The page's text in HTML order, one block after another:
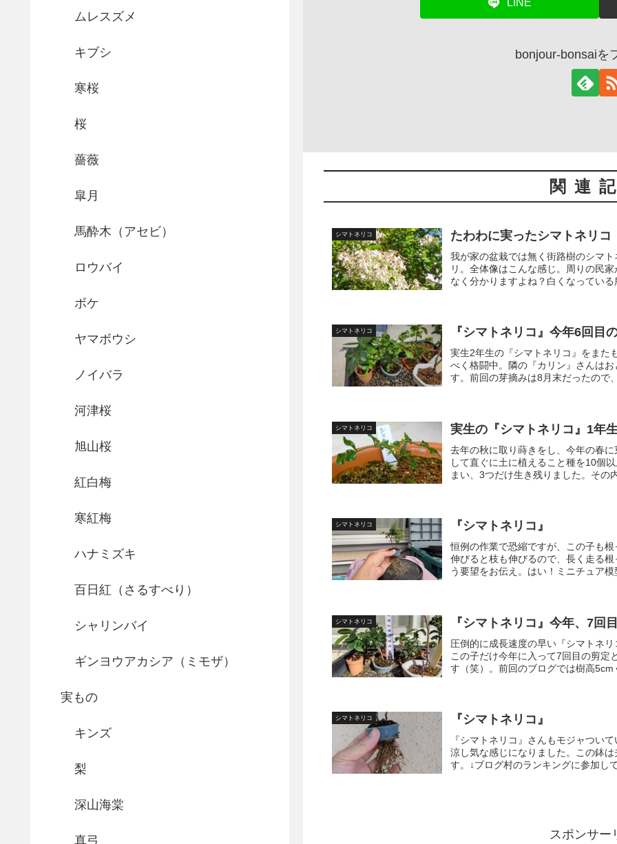
LINE
bonjour-bonsaiを
関連
シマトネリコ たわわに実ったシマトネリコ
我が家の盆栽では無く街路樹のシマ
リ。全体像はこんな感じ。周りの民
なく分かりますよね？白くなってい
シマトネリコ 『シマトネリコ』今年6回目
実生2年生の『シマトネリコ』をまた
べく格闘中。隣の『カリン』さんは
す。前回の芽摘みは8月末だったので
シマトネリコ 実生の『シマトネリコ』1年
去年の秋に取り蒔きをし、今年の春
して直ぐに土に植えること種を10個
まい、3つだけ生き残りました。その
シマトネリコ 『シマトネリコ』
恒例の作業で恐縮ですが、この子も
伸びると枝も伸びるので、長く走る
う要望をお伝え。はい！ミニチュア
シマトネリコ 『シマトネリコ』今年、7回
圧倒的に成長速度の早い『シマトネ
この子だけ今年に入って7回目の剪定
す（笑）。前回のブログでは樹高
シマトネリコ 『シマトネリコ』
『シマトネリコ』さんもモジャつい
涼し気な感じになりました。この鉢
す。↓ブログ村のランキングに参加
スポンサー
ムレスズメ
キブシ
寒桜
桜
薔薇
皐月
馬酔木（アセビ）
ロウバイ
ボケ
ヤマボウシ
ノイバラ
河津桜
旭山桜
紅白梅
寒紅梅
ハナミズキ
百日紅（さるすべり）
シャリンバイ
ギンヨウアカシア（ミモザ）
実もの
キンズ
梨
深山海棠
真弓